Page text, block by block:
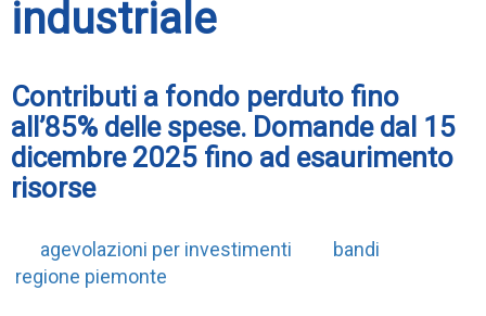
industriale
Contributi a fondo perduto fino
all’85% delle spese. Domande dal 15
dicembre 2025 fino ad esaurimento
risorse
agevolazioni per investimenti
bandi
regione piemonte